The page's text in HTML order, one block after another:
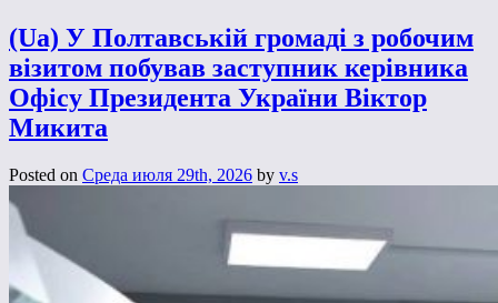
(Ua) У Полтавській громаді з робочим
візитом побував заступник керівника
Офісу Президента України Віктор
Микита
Posted on Среда июля 29th, 2026 by v.s